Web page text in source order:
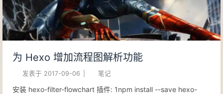
为 Hexo 增加流程图解析功能
发表于 2017-09-06 笔记
安装 hexo-filter-flowchart 插件: 1npm install --save hexo-